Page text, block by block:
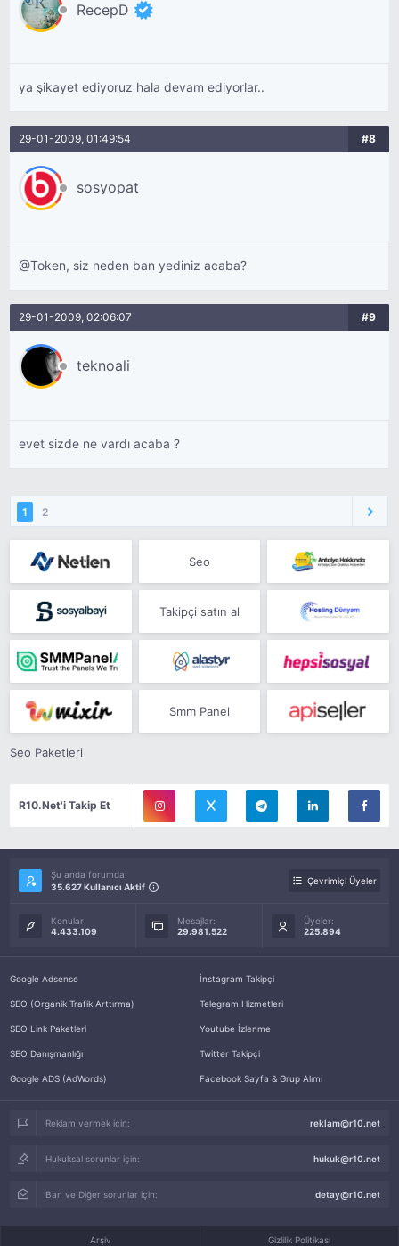
RecepD
ya şikayet ediyoruz hala devam ediyorlar..
29-01-2009, 01:49:54 #8
sosyopat
@Token, siz neden ban yediniz acaba?
29-01-2009, 02:06:07 #9
teknoali
evet sizde ne vardı acaba ?
1 2
Seo
Takipçi satın al
Smm Panel
Seo Paketleri
R10.Net'i Takip Et
Şu anda forumda:
35.627 Kullanıcı Aktif
Çevrimiçi Üyeler
Konular:
4.433.109
Mesajlar:
29.981.522
Üyeler:
225.894
Google Adsense
SEO (Organik Trafik Arttırma)
SEO Link Paketleri
SEO Danışmanlığı
Google ADS (AdWords)
İnstagram Takipçi
Telegram Hizmetleri
Youtube İzlenme
Twitter Takipçi
Facebook Sayfa & Grup Alımı
Reklam vermek için: reklam@r10.net
Hukuksal sorunlar için: hukuk@r10.net
Ban ve Diğer sorunlar için: detay@r10.net
Arşiv Gizlilik Politikası